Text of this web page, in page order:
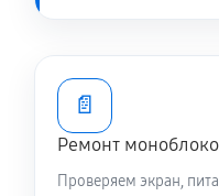
📄
Ремонт
Проверяем экран,